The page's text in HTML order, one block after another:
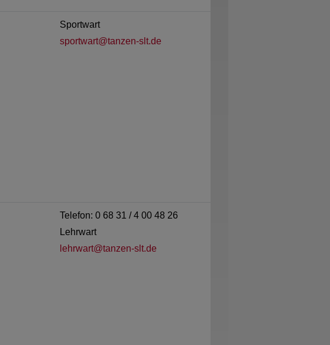
Sportwart
sportwart@tanzen-slt.de
Telefon: 0 68 31 / 4 00 48 26
Lehrwart
lehrwart@tanzen-slt.de